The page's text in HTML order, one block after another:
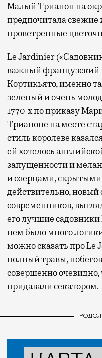
Малый Трианон на
предпочитала свежие
проветренные
Le Jardinier
важный
Кортикьято, именно
зеленый и очень
1770-х по приказу
Трианоне на месте
стиль королеве
ей хотелось
запущенности и
и озерцами, скрытыми
действительно,
современников,
его лучшие садовники
нем было много
можно сказать про Le
полный травы,
совершенно
придавали секатором.